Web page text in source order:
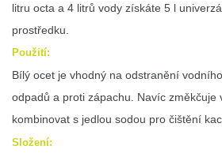
litru octa a 4 litrů vody získáte 5 l
prostředku.
Použití:
Bílý ocet je vhodný na odstranění
odpadů a proti zápachu. Navíc změkčuje
kombinovat s jedlou sodou pro čištění
Složení: